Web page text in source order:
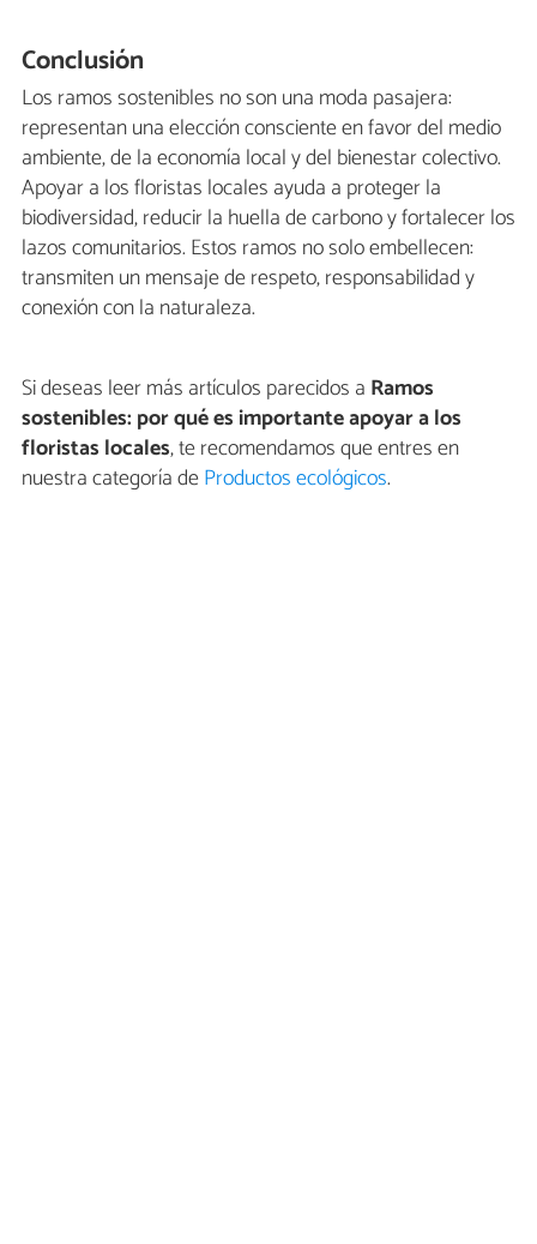
Conclusión
Los ramos sostenibles no son una moda pasajera:
representan una elección consciente en favor del medio
ambiente, de la economía local y del bienestar colectivo.
Apoyar a los floristas locales ayuda a proteger la
biodiversidad, reducir la huella de carbono y fortalecer los
lazos comunitarios. Estos ramos no solo embellecen:
transmiten un mensaje de respeto, responsabilidad y
conexión con la naturaleza.
Si deseas leer más artículos parecidos a Ramos
sostenibles: por qué es importante apoyar a los
floristas locales, te recomendamos que entres en
nuestra categoría deProductos ecológicos.